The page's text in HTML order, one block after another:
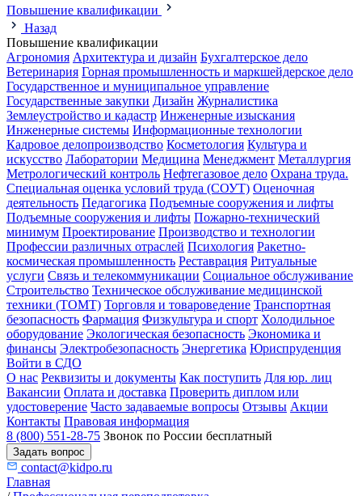
Повышение квалификации
Назад
Повышение квалификации
Агрономия Архитектура и дизайн Бухгалтерское дело
Ветеринария Горная промышленность и маркшейдерское дело
Государственное и муниципальное управление
Государственные закупки Дизайн Журналистика
Землеустройство и кадастр Инженерные изыскания
Инженерные системы Информационные технологии
Кадровое делопроизводство Косметология Культура и
искусство Лаборатории Медицина Менеджмент Металлургия
Метрологический контроль Нефтегазовое дело Охрана труда.
Специальная оценка условий труда (СОУТ) Оценочная
деятельность Педагогика Подъемные сооружения и лифты
Подъемные сооружения и лифты Пожарно-технический
минимум Проектирование Производство и технологии
Профессии различных отраслей Психология Ракетно-
космическая промышленность Реставрация Ритуальные
услуги Связь и телекоммуникации Социальное обслуживание
Строительство Техническое обслуживание медицинской
техники (ТОМТ) Торговля и товароведение Транспортная
безопасность Фармация Физкультура и спорт Холодильное
оборудование Экологическая безопасность Экономика и
финансы Электробезопасность Энергетика Юриспруденция
Войти в СДО
О нас Реквизиты и документы Как поступить Для юр. лиц
Вакансии Оплата и доставка Проверить диплом или
удостоверение Часто задаваемые вопросы Отзывы Акции
Контакты Правовая информация
8 (800) 551-28-75 Звонок по России бесплатный
Задать вопрос
contact@kidpo.ru
Главная